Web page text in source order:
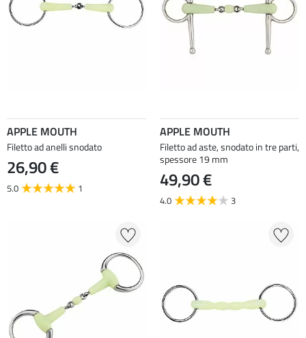
APPLE MOUTH
Filetto ad anelli snodato
26,90 €
5.0 1
APPLE MOUTH
Filetto ad aste, snodato in tre parti,
spessore 19 mm
49,90 €
4.0 3